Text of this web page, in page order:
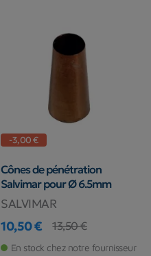
-3,00 €
Cônes de pénétration
Salvimar pour Ø 6.5mm
SALVIMAR
Prix
10,50 €
Prix de base
13,50 €
En stock chez notre fournisseur